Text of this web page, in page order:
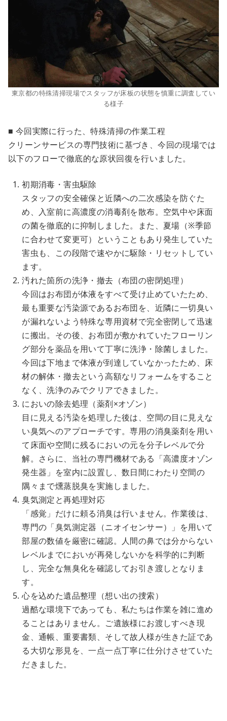
東京都の特殊清掃現場でスタッフが床板の状態を慎重に調査してい
る様子
■ 今回実際に行った、特殊清掃の作業工程
クリーンサービスの専門技術に基づき、今回の現場では
以下のフローで徹底的な原状回復を行いました。
初期消毒・害虫駆除
スタッフの安全確保と近隣への二次感染を防ぐた
め、入室前に高濃度の消毒剤を散布。空気中や床面
の菌を徹底的に抑制しました。また、夏場（※季節
に合わせて変更可）ということもあり発生していた
害虫も、この段階で速やかに駆除・リセットしてい
ます。
汚れた箇所の洗浄・撤去（布団の密閉処理）
今回はお布団が体液をすべて受け止めていたため、
最も重要な汚染源であるお布団を、近隣に一切臭い
が漏れないよう特殊な専用資材で完全密閉して迅速
に搬出。その後、お布団が敷かれていたフローリン
グ部分を薬品を用いて丁寧に洗浄・除菌しました。
今回は下地まで体液が到達していなかったため、床
材の解体・撤去という高額なリフォームをすること
なく、洗浄のみでクリアできました。
においの除去処理（薬剤×オゾン）
目に見える汚染を処理した後は、空間の目に見えな
い臭気へのアプローチです。専用の消臭薬剤を用い
て床面や空間に残るにおいの元を分子レベルで分
解。さらに、当社の専門機材である「高濃度オゾン
発生器」を室内に設置し、数日間にわたり空間の
隅々まで燻蒸脱臭を実施しました。
臭気測定と再処理対応
「感覚」だけに頼る消臭は行いません。作業後は、
専門の「臭気測定器（ニオイセンサー）」を用いて
部屋の数値を厳密に確認。人間の鼻では分からない
レベルまでにおいが再発しないかを科学的に判断
し、完全な無臭化を確認してお引き渡しとなりま
す。
心を込めた遺品整理（想い出の捜索）
過酷な環境下であっても、私たちは作業を雑に進め
ることはありません。ご遺族様にお渡しすべき現
金、通帳、重要書類、そして故人様が生きた証であ
る大切な形見を、一点一点丁寧に仕分けさせていた
だきました。